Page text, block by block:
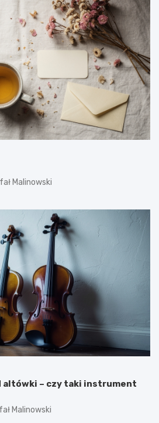
Malinowski
altówki – czy taki instrument
Malinowski